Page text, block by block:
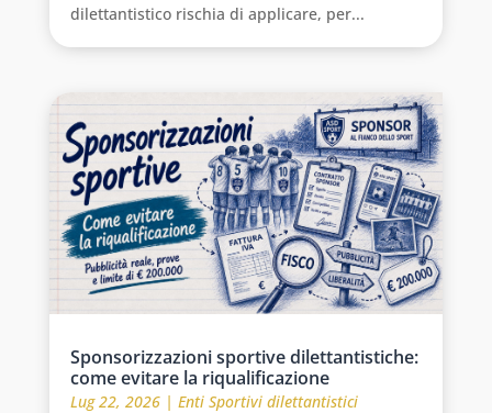
dilettantistico rischia di applicare, per...
Sponsorizzazioni sportive dilettantistiche:
come evitare la riqualificazione
Lug 22, 2026| Enti Sportivi dilettantistici